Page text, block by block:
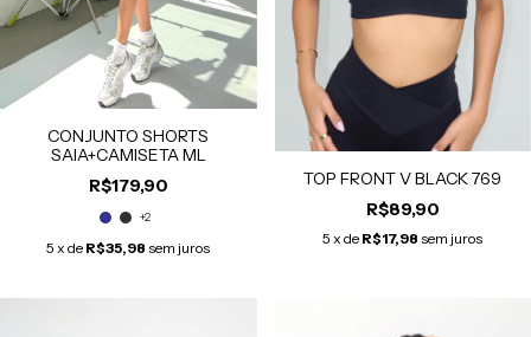
CONJUNTO SHORTS
SAIA+CAMISETA ML
R$179,90
+2
5 x de R$35,98 sem juros
TOP FRONT V BLACK 769
R$89,90
5 x de R$17,98 sem juros